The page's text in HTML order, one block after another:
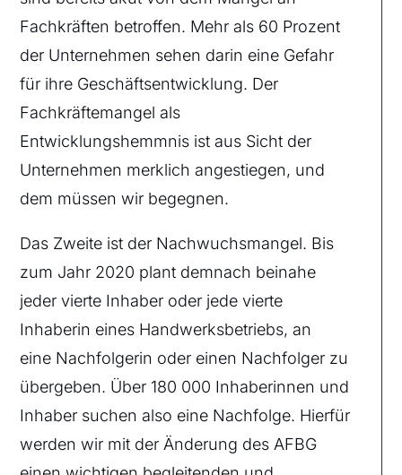
Fachkräften betroffen. Mehr als 60 Prozent
der Unternehmen sehen darin eine Gefahr
für ihre Geschäftsentwicklung. Der
Fachkräftemangel als
Entwicklungshemmnis ist aus Sicht der
Unternehmen merklich angestiegen, und
dem müssen wir begegnen.
Das Zweite ist der Nachwuchsmangel. Bis
zum Jahr 2020 plant demnach beinahe
jeder vierte Inhaber oder jede vierte
Inhaberin eines Handwerksbetriebs, an
eine Nachfolgerin oder einen Nachfolger zu
übergeben. Über 180 000 Inhaberinnen und
Inhaber suchen also eine Nachfolge. Hierfür
werden wir mit der Änderung des AFBG